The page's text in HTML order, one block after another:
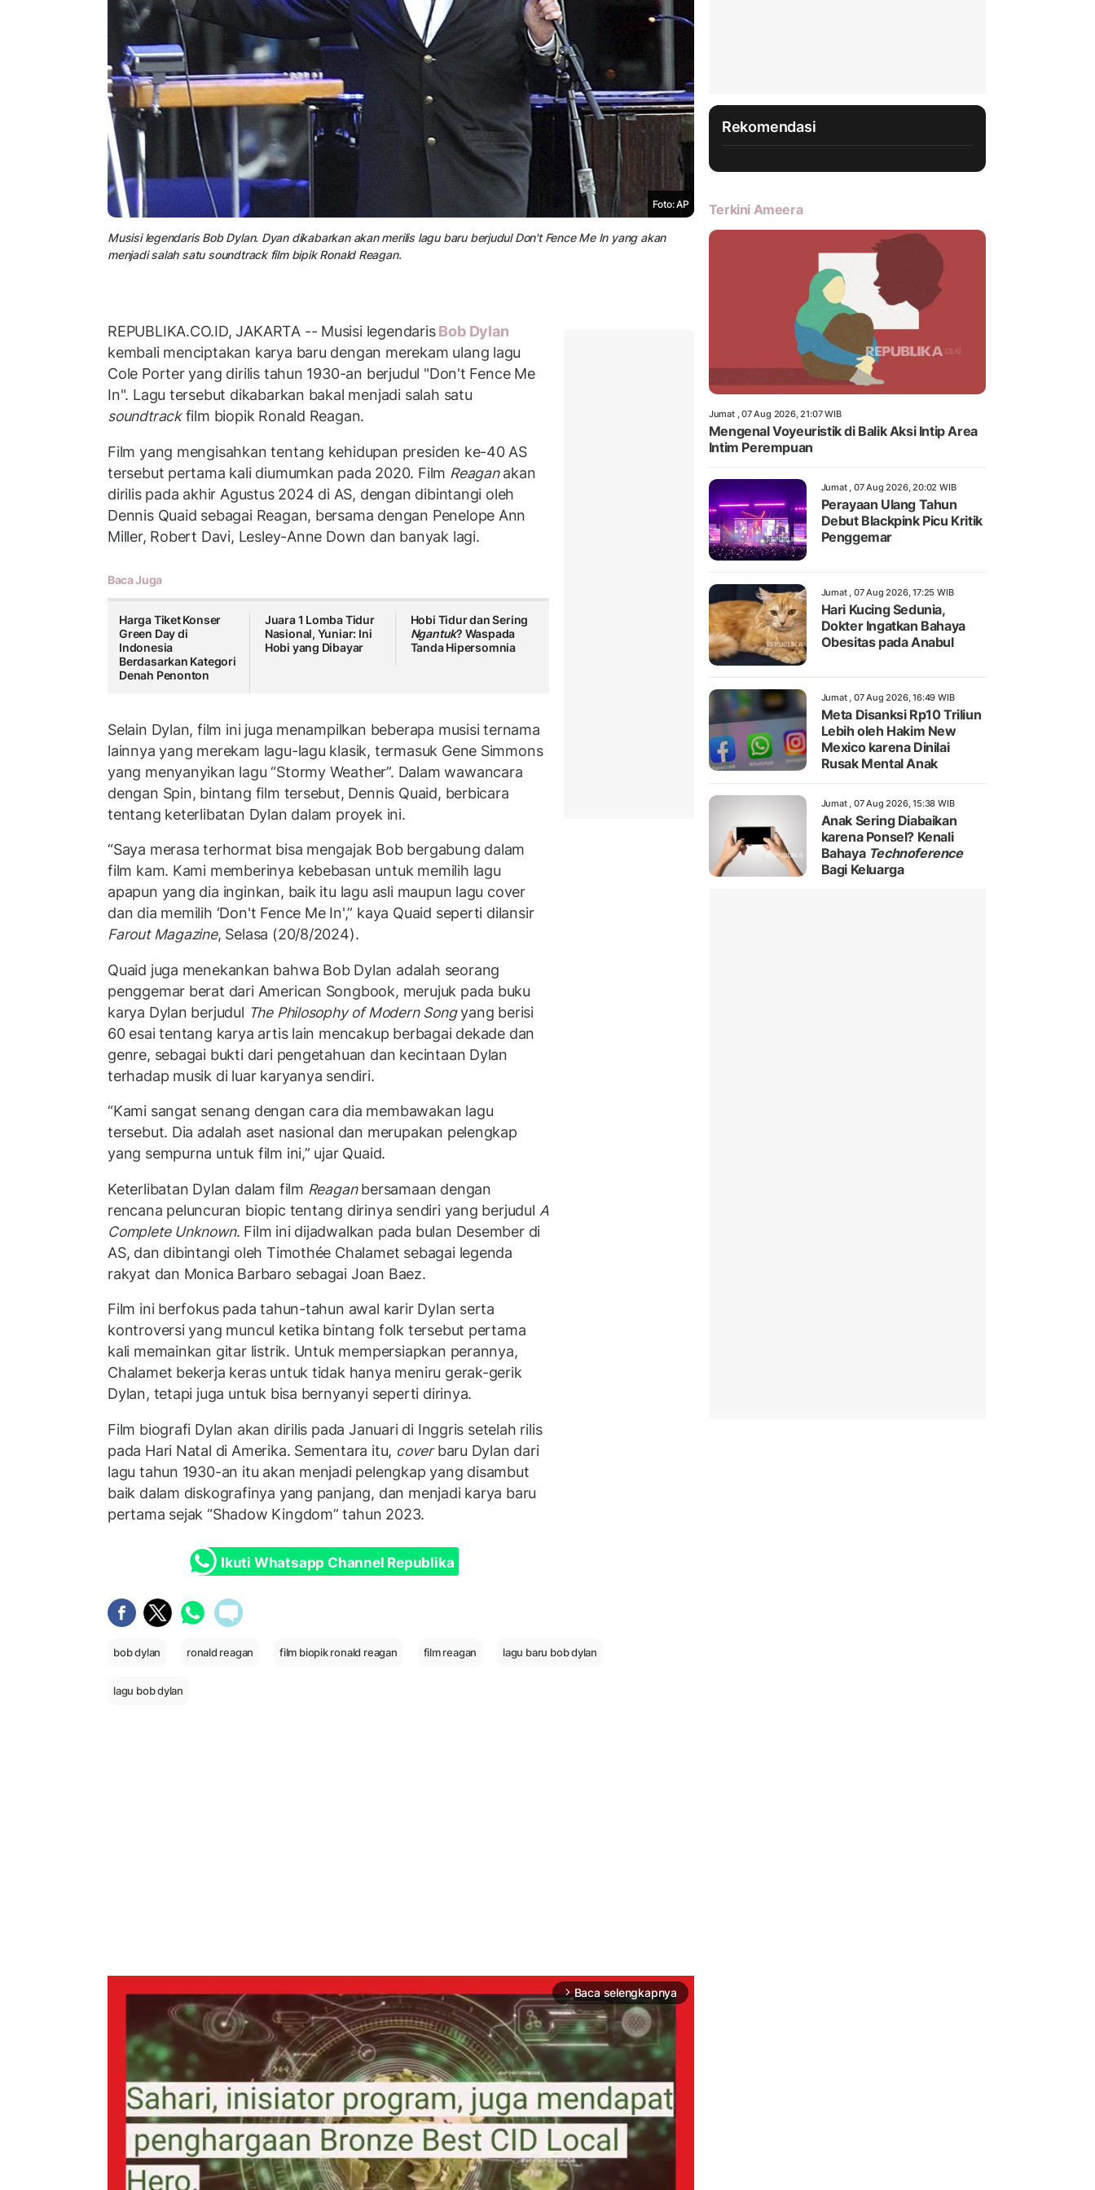
Foto: AP
Musisi legendaris Bob Dylan. Dyan dikabarkan akan merilis lagu baru berjudul Don't Fence Me In yang akan
menjadi salah satu soundtrack film bipik Ronald Reagan.
REPUBLIKA.CO.ID, JAKARTA -- Musisi legendarisBob Dylan
kembali menciptakan karya baru dengan merekam ulang lagu
Cole Porter yang dirilis tahun 1930-an berjudul "Don't Fence Me
In". Lagu tersebut dikabarkan bakal menjadi salah satu
soundtrackfilm biopik Ronald Reagan.
Film yang mengisahkan tentang kehidupan presiden ke-40 AS
tersebut pertama kali diumumkan pada 2020. Film Reaganakan
dirilis pada akhir Agustus 2024 di AS, dengan dibintangi oleh
Dennis Quaid sebagai Reagan, bersama dengan Penelope Ann
Miller, Robert Davi, Lesley-Anne Down dan banyak lagi.
Baca Juga
Harga Tiket Konser
Green Day di
Indonesia
Berdasarkan Kategori
Denah Penonton
Juara 1 Lomba Tidur
Nasional, Yuniar: Ini
Hobi yang Dibayar
Hobi Tidur dan Sering
Ngantuk? Waspada
Tanda Hipersomnia
Selain Dylan, film ini juga menampilkan beberapa musisi ternama
lainnya yang merekam lagu-lagu klasik, termasuk Gene Simmons
yang menyanyikan lagu “Stormy Weather”. Dalam wawancara
dengan Spin, bintang film tersebut, Dennis Quaid, berbicara
tentang keterlibatan Dylan dalam proyek ini.
“Saya merasa terhormat bisa mengajak Bob bergabung dalam
film kam. Kami memberinya kebebasan untuk memilih lagu
apapun yang dia inginkan, baik itu lagu asli maupun lagu cover
dan dia memilih ‘Don't Fence Me In',” kaya Quaid seperti dilansir
Farout Magazine, Selasa (20/8/2024).
Quaid juga menekankan bahwa Bob Dylan adalah seorang
penggemar berat dari American Songbook, merujuk pada buku
karya Dylan berjudul The Philosophy of Modern Songyang berisi
60 esai tentang karya artis lain mencakup berbagai dekade dan
genre, sebagai bukti dari pengetahuan dan kecintaan Dylan
terhadap musik di luar karyanya sendiri.
“Kami sangat senang dengan cara dia membawakan lagu
tersebut. Dia adalah aset nasional dan merupakan pelengkap
yang sempurna untuk film ini,” ujar Quaid.
Keterlibatan Dylan dalam film Reaganbersamaan dengan
rencana peluncuran biopic tentang dirinya sendiri yang berjudul A
Complete Unknown. Film ini dijadwalkan pada bulan Desember di
AS, dan dibintangi oleh Timothée Chalamet sebagai legenda
rakyat dan Monica Barbaro sebagai Joan Baez.
Film ini berfokus pada tahun-tahun awal karir Dylan serta
kontroversi yang muncul ketika bintang folk tersebut pertama
kali memainkan gitar listrik. Untuk mempersiapkan perannya,
Chalamet bekerja keras untuk tidak hanya meniru gerak-gerik
Dylan, tetapi juga untuk bisa bernyanyi seperti dirinya.
Film biografi Dylan akan dirilis pada Januari di Inggris setelah rilis
pada Hari Natal di Amerika. Sementara itu, coverbaru Dylan dari
lagu tahun 1930-an itu akan menjadi pelengkap yang disambut
baik dalam diskografinya yang panjang, dan menjadi karya baru
pertama sejak “Shadow Kingdom” tahun 2023.
Ikuti Whatsapp Channel Republika
bob dylan ronald reagan film biopik ronald reagan film reagan lagu baru bob dylan
lagu bob dylan
arrow_forward_ios Baca selengkapnya
Rekomendasi
Terkini Ameera
Jumat , 07 Aug 2026, 21:07 WIB
Mengenal Voyeuristik di Balik Aksi Intip Area
Intim Perempuan
Jumat , 07 Aug 2026, 20:02 WIB
Perayaan Ulang Tahun
Debut Blackpink Picu Kritik
Penggemar
Jumat , 07 Aug 2026, 17:25 WIB
Hari Kucing Sedunia,
Dokter Ingatkan Bahaya
Obesitas pada Anabul
Jumat , 07 Aug 2026, 16:49 WIB
Meta Disanksi Rp10 Triliun
Lebih oleh Hakim New
Mexico karena Dinilai
Rusak Mental Anak
Jumat , 07 Aug 2026, 15:38 WIB
Anak Sering Diabaikan
karena Ponsel? Kenali
Bahaya Technoference
Bagi Keluarga